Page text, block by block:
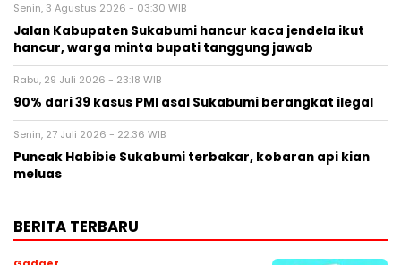
Senin, 3 Agustus 2026 - 03:30 WIB
Jalan Kabupaten Sukabumi hancur kaca jendela ikut
hancur, warga minta bupati tanggung jawab
Rabu, 29 Juli 2026 - 23:18 WIB
90% dari 39 kasus PMI asal Sukabumi berangkat ilegal
Senin, 27 Juli 2026 - 22:36 WIB
Puncak Habibie Sukabumi terbakar, kobaran api kian
meluas
BERITA TERBARU